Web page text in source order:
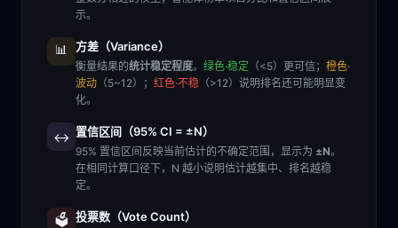
示。
📊 方差（Variance）
衡量结果的统计稳定程度。 绿色·稳定 （<5）更可信； 橙色·
波动 （5~12）； 红色·不稳 （>12）说明排名还可能明显变
化。
↔️ 置信区间（95% CI = ±N）
95% 置信区间反映当前估计的不确定范围，显示为 ±N。
在相同计算口径下，N 越小说明估计越集中、排名越稳
定。
🗳️ 投票数（Vote Count）